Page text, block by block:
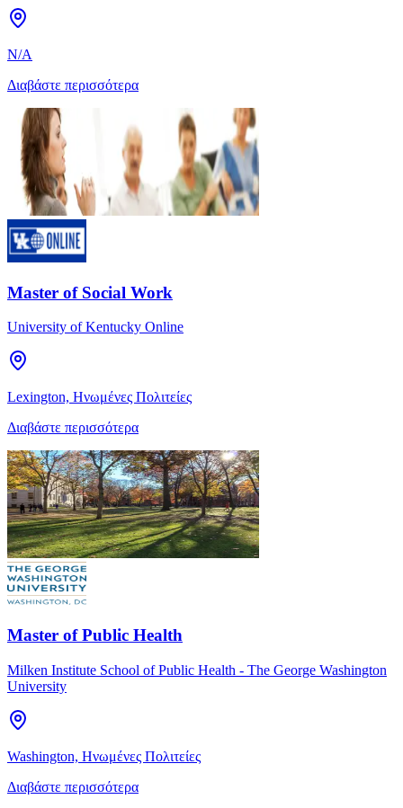
N/A
Διαβάστε περισσότερα
Master of Social Work
University of Kentucky Online
Lexington, Ηνωμένες Πολιτείες
Διαβάστε περισσότερα
Master of Public Health
Milken Institute School of Public Health - The George Washington
University
Washington, Ηνωμένες Πολιτείες
Διαβάστε περισσότερα